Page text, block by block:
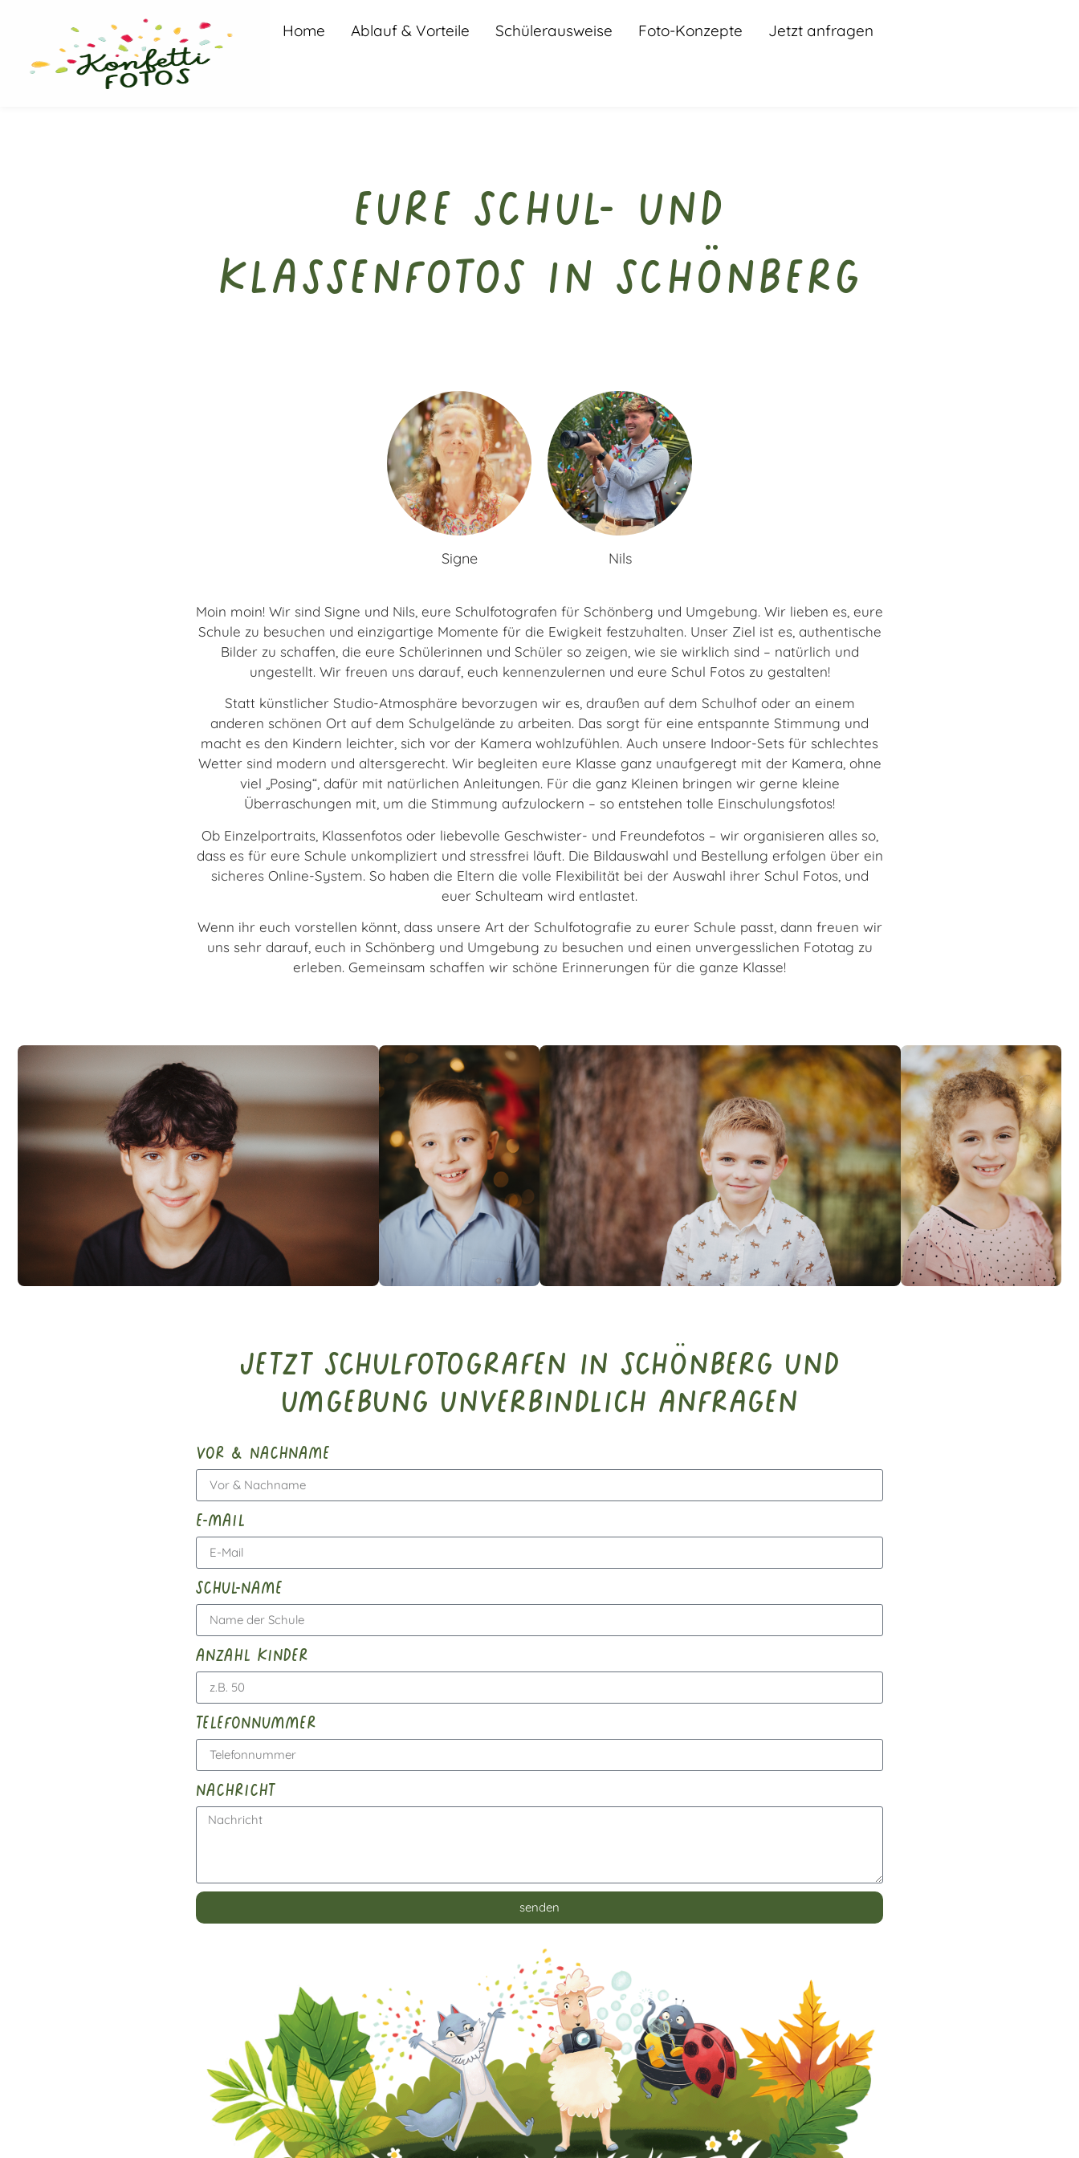
Home Ablauf & Vorteile Schülerausweise Foto-Konzepte Jetzt anfragen
Eure Schul- und
Klassenfotos in Schönberg
Signe Nils
Moin moin! Wir sind Signe und Nils, eure Schulfotografen für Schönberg und Umgebung. Wir lieben es, eure
Schule zu besuchen und einzigartige Momente für die Ewigkeit festzuhalten. Unser Ziel ist es, authentische
Bilder zu schaffen, die eure Schülerinnen und Schüler so zeigen, wie sie wirklich sind – natürlich und
ungestellt. Wir freuen uns darauf, euch kennenzulernen und eure Schul Fotos zu gestalten!
Statt künstlicher Studio-Atmosphäre bevorzugen wir es, draußen auf dem Schulhof oder an einem
anderen schönen Ort auf dem Schulgelände zu arbeiten. Das sorgt für eine entspannte Stimmung und
macht es den Kindern leichter, sich vor der Kamera wohlzufühlen. Auch unsere Indoor-Sets für schlechtes
Wetter sind modern und altersgerecht. Wir begleiten eure Klasse ganz unaufgeregt mit der Kamera, ohne
viel „Posing“, dafür mit natürlichen Anleitungen. Für die ganz Kleinen bringen wir gerne kleine
Überraschungen mit, um die Stimmung aufzulockern – so entstehen tolle Einschulungsfotos!
Ob Einzelportraits, Klassenfotos oder liebevolle Geschwister- und Freundefotos – wir organisieren alles so,
dass es für eure Schule unkompliziert und stressfrei läuft. Die Bildauswahl und Bestellung erfolgen über ein
sicheres Online-System. So haben die Eltern die volle Flexibilität bei der Auswahl ihrer Schul Fotos, und
euer Schulteam wird entlastet.
Wenn ihr euch vorstellen könnt, dass unsere Art der Schulfotografie zu eurer Schule passt, dann freuen wir
uns sehr darauf, euch in Schönberg und Umgebung zu besuchen und einen unvergesslichen Fototag zu
erleben. Gemeinsam schaffen wir schöne Erinnerungen für die ganze Klasse!
Jetzt Schulfotografen in Schönberg und
Umgebung unverbindlich anfragen
vor & nachname
e-mail
schul-name
anzahl kinder
telefonnummer
nachricht
senden